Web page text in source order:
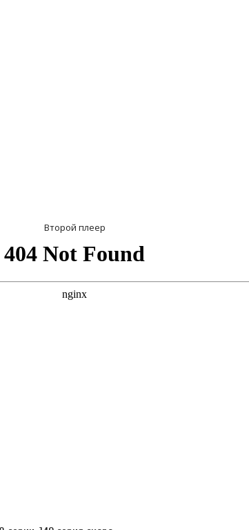
Второй плеер